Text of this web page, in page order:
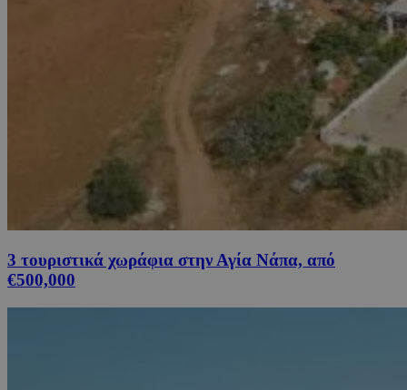
3 τουριστικά χωράφια στην Αγία Νάπα, από
€500,000